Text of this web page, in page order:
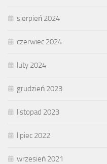
sierpień 2024
czerwiec 2024
luty 2024
grudzień 2023
listopad 2023
lipiec 2022
wrzesień 2021